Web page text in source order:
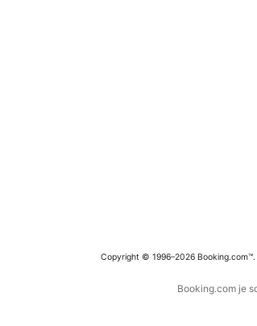
Copyright © 1996–2026
Booking.com je